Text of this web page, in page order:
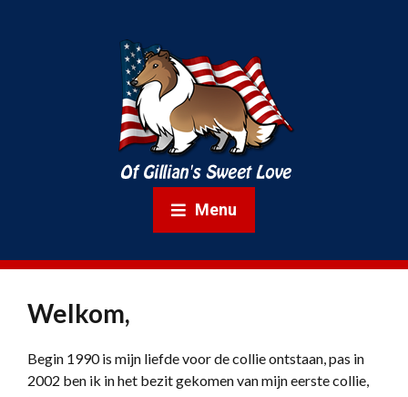
Menu
Welkom,
Begin 1990 is mijn liefde voor de collie ontstaan, pas in
2002 ben ik in het bezit gekomen van mijn eerste collie,